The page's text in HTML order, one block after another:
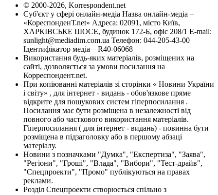
© 2000-2026, Korrespondent.net
Суб'єкт у сфері онлайн-медіа Назва онлайн-медіа –
«КореспонденТ.net» Адреса: 02091, місто Київ,
ХАРКІВСЬКЕ ШОСЕ, будинок 172-Б, офіс 208/1 E-mail:
sunlight@mediadim.com.ua Телефон: 044-205-43-00
Ідентифікатор медіа – R40-06068
Використання будь-яких матеріалів, розміщених на
сайті, дозволяється за умови посилання на
Корреспондент.net.
При копіюванні матеріалів зі сторінки « Новини України
і світу» , для інтернет - видань - обов'язкове пряме
відкрите для пошукових систем гіперпосилання .
Посилання має бути розміщена в незалежності від
повного або часткового використання матеріалів.
Гіперпосилання ( для інтернет - видань) - повинна бути
розміщена в підзаголовку або в першому абзаці
матеріалу.
Новини з позначками "Думка", "Експертиза", "Заява",
"Регіони", "Гроші", "Влада", "Вибори", "Тест-драйв",
"Спецпроекти", "Промо" публікуються на правах
реклами.
Розділ Спецпроекти створюється спільно з